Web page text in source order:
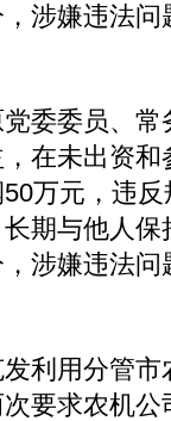
涉嫌违法
委员、常
在未出资
万元，违
期与他人
涉嫌违法
用分管市
要求农机